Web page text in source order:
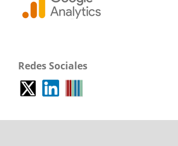
Redes Sociales